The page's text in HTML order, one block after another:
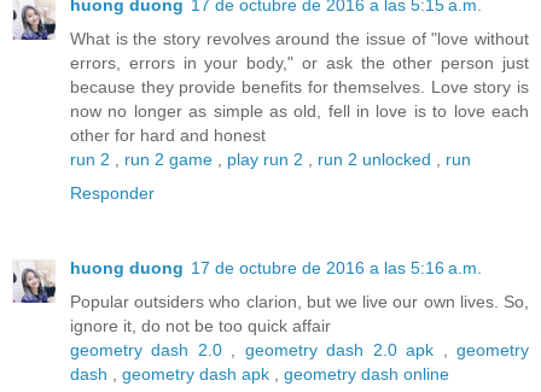
huong duong 17 de octubre de 2016 a las 5:15 a.m.
What is the story revolves around the issue of "love without
errors, errors in your body," or ask the other person just
because they provide benefits for themselves. Love story is
now no longer as simple as old, fell in love is to love each
other for hard and honest
run 2
run 2 game play run 2 run 2 unlocked
run
Responder
huong duong 17 de octubre de 2016 a las 5:16 a.m.
Popular outsiders who clarion, but we live our own lives. So,
ignore it, do not be too quick affair
geometry dash 2.0, geometry dash 2.0 apk ,geometry
dash
geometry dash apk
geometry dash online